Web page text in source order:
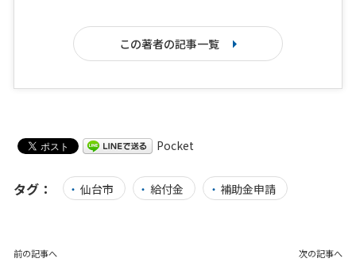
この著者の記事一覧
Pocket
タグ： 仙台市 給付金 補助金申請
前の記事へ 次の記事へ